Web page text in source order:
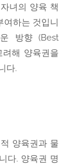
녀의 양육 책
여하는 것입니
방향 (Best
해 양육권을
다.
양육권과 물
다. 양육권 명